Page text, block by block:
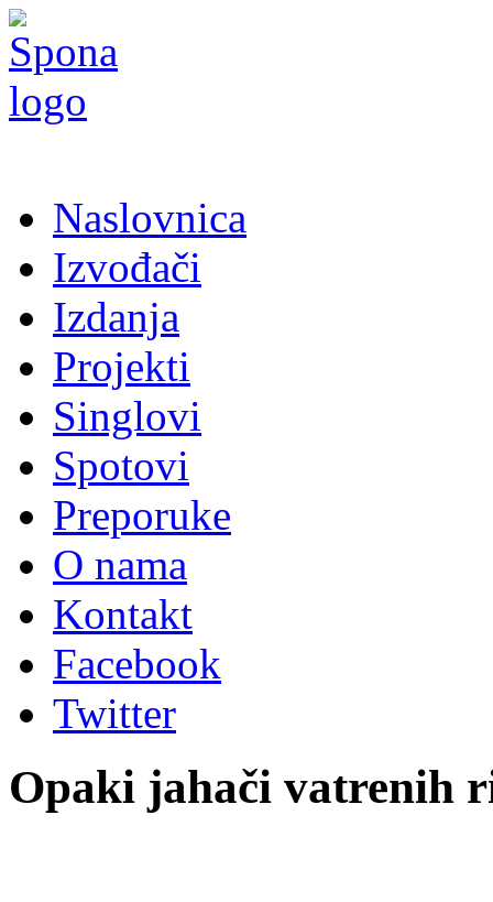
Naslovnica
Izvođači
Izdanja
Projekti
Singlovi
Spotovi
Preporuke
O nama
Kontakt
Facebook
Twitter
Opaki jahači vatrenih